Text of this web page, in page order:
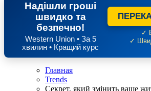
Надішли гроші
швидко та
безпечно!
Western Union • За 5
хвилин • Кращий курс
✓
✓
Главная
Trends
Секрет, який змінить ваше